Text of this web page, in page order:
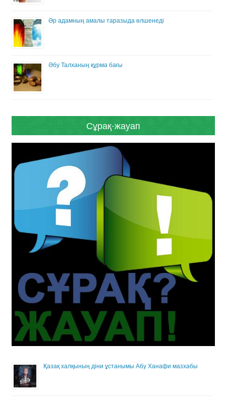
Әр адамның амалы таразыда өлшенеді
Әбу Талханың құрма бағы
Сұрақ-жауап
Қазақ халқының діни ұстанымы Абу Ханафи мазхабы